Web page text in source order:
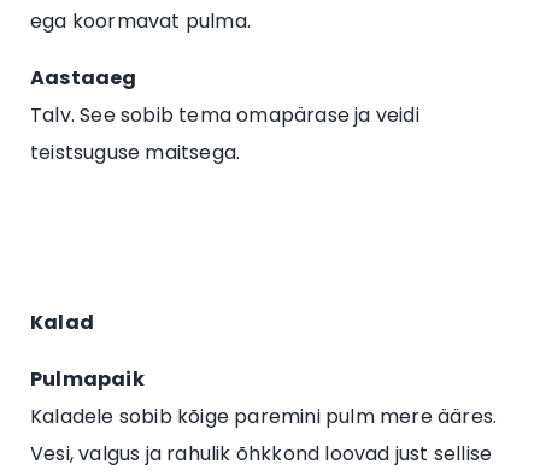
ega koormavat pulma.
Aastaaeg
Talv. See sobib tema omapärase ja veidi
teistsuguse maitsega.
Kalad
Pulmapaik
Kaladele sobib kõige paremini pulm mere ääres.
Vesi, valgus ja rahulik õhkkond loovad just sellise